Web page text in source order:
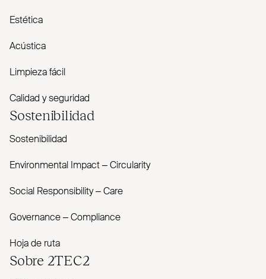
Estética
Acústica
Limpieza fácil
Calidad y seguridad
Sostenibilidad
Sostenibilidad
Envi­ronmental Impact – Cir­cularity
Social Responsibility – Care
Governance – Com­pliance
Hoja de ruta
Sobre 2TEC2